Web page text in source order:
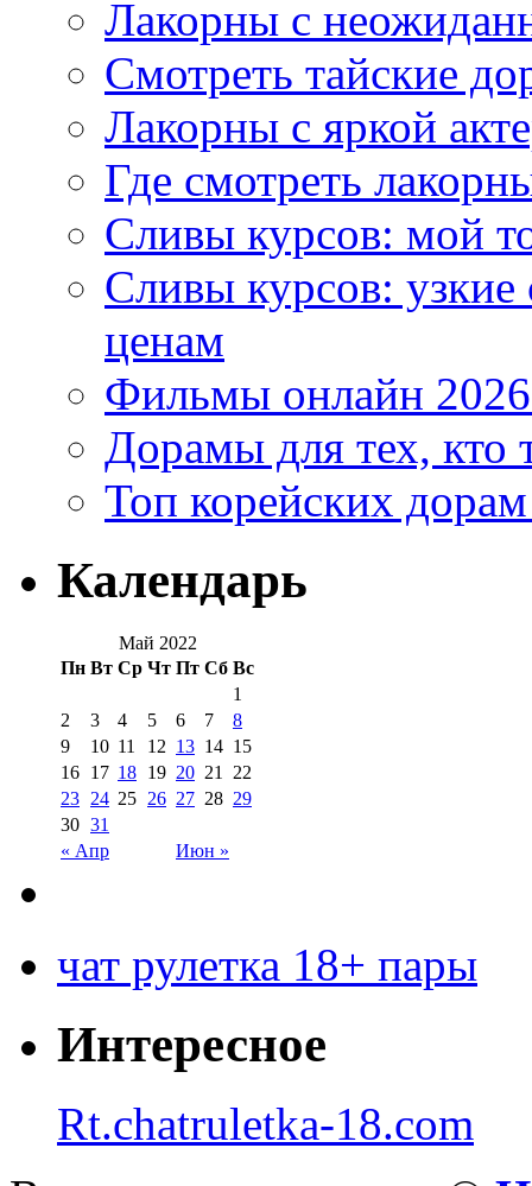
Лакорны с
Смотреть тайские
Лакорны с яркой
Где смотреть
Сливы курсов: мой
Сливы курсов:
ценам
Фильмы онлайн
Дорамы для тех, кто
Топ корейских
Календарь
Май 2022
Пн Вт Ср Чт Пт Сб Вс
« Апр Июн »
1
2
3 4 5 6 7
8
9
10 11 12 13 14 15
16 17 18 19 20 21
22
23 24 25 26 27 28 29
30 31
чат рулетка 18+ пары
Интересное
Rt.chatruletka-18.com